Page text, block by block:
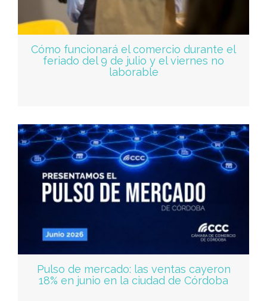
Cómo funcionará el comercio durante el
feriado del 9 de julio y el viernes no
laborable
Pulso de mercado: las ventas cayeron
18% en junio en la ciudad de Córdoba